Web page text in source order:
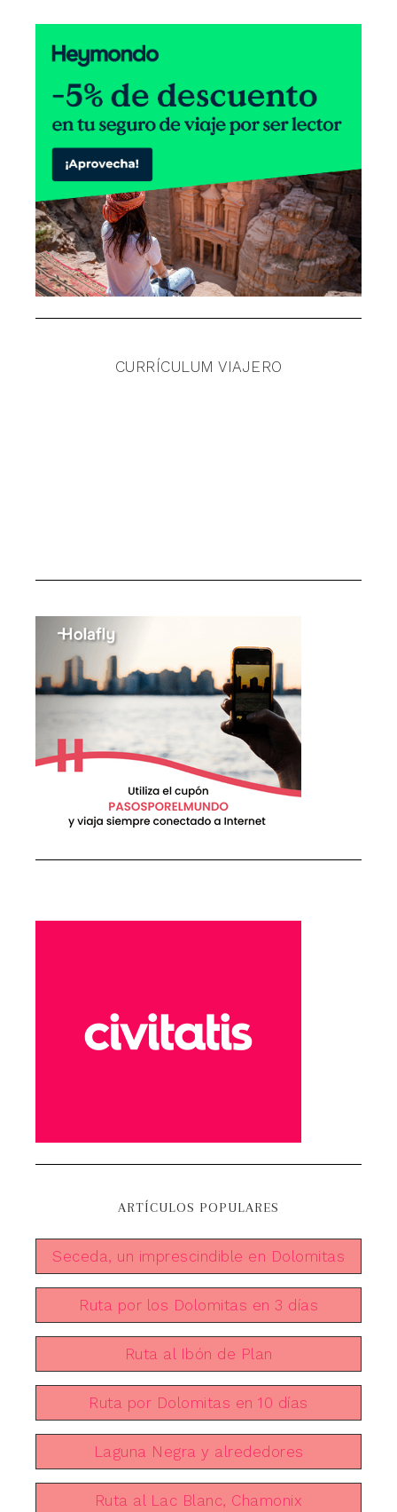
CURRÍCULUM VIAJERO
ARTÍCULOS POPULARES
Seceda, un imprescindible en Dolomitas
Ruta por los Dolomitas en 3 días
Ruta al Ibón de Plan
Ruta por Dolomitas en 10 días
Laguna Negra y alrededores
Ruta al Lac Blanc, Chamonix